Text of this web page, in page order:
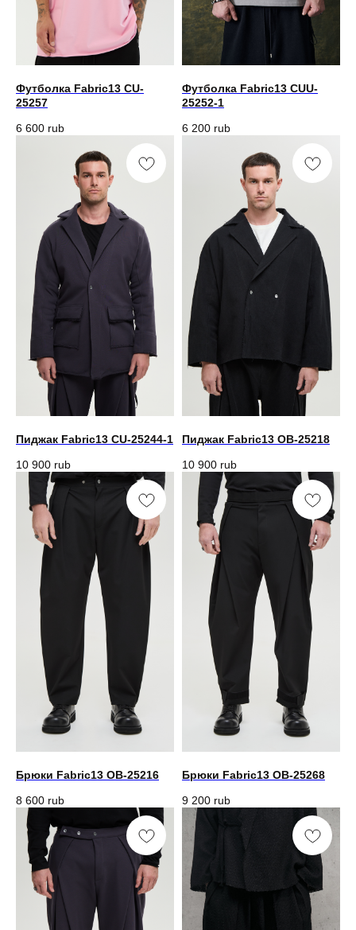
Футболка Fabric13 CU-
25257
6 600 rub
Футболка Fabric13 CUU-
25252-1
6 200 rub
Пиджак Fabric13 CU-25244-1
10 900 rub
Пиджак Fabric13 OB-25218
10 900 rub
Брюки Fabric13 OB-25216
8 600 rub
Брюки Fabric13 OB-25268
9 200 rub